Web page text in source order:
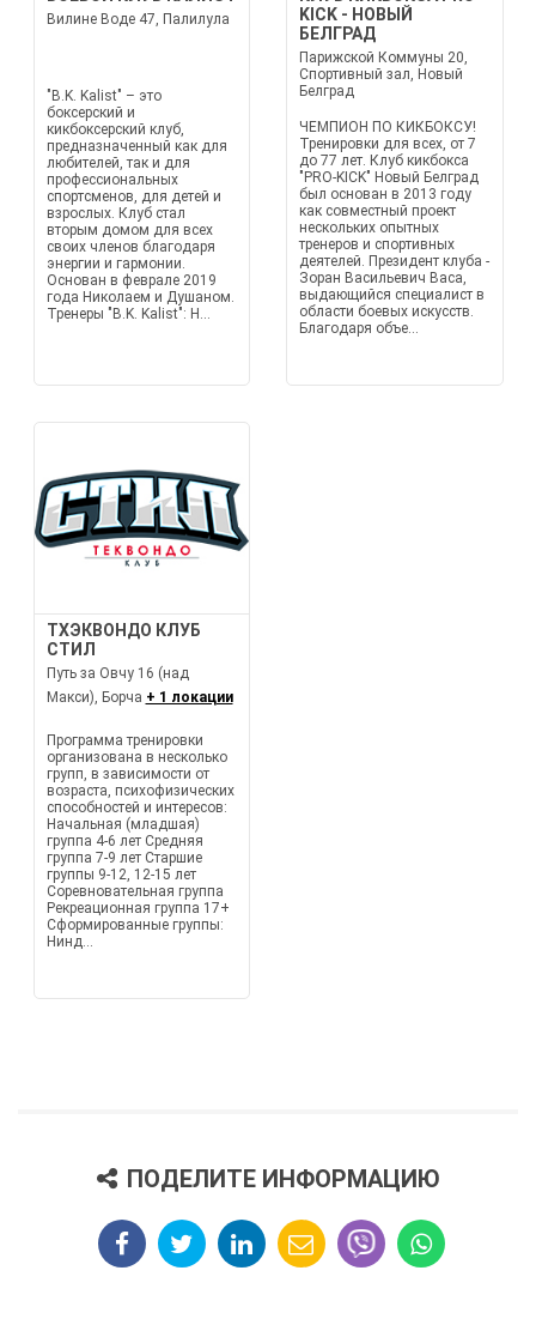
Вилине Воде 47, Палилула
"B.K. Kalist" – это
боксерский и
кикбоксерский клуб,
предназначенный как для
любителей, так и для
профессиональных
спортсменов, для детей и
взрослых. Клуб стал
вторым домом для всех
своих членов благодаря
энергии и гармонии.
Основан в феврале 2019
года Николаем и Душаном.
Тренеры "B.K. Kalist": Н...
KICK - НОВЫЙ
БЕЛГРАД
Парижской Коммуны 20,
Спортивный зал, Новый
Белград
ЧЕМПИОН ПО КИКБОКСУ!
Тренировки для всех, от 7
до 77 лет. Клуб кикбокса
"PRO-KICK" Новый Белград
был основан в 2013 году
как совместный проект
нескольких опытных
тренеров и спортивных
деятелей. Президент клуба -
Зоран Васильевич Васа,
выдающийся специалист в
области боевых искусств.
Благодаря объе...
ТХЭКВОНДО КЛУБ
СТИЛ
Путь за Овчу 16 (над
Макси), Борча + 1 локации
Программа тренировки
организована в несколько
групп, в зависимости от
возраста, психофизических
способностей и интересов:
Начальная (младшая)
группа 4-6 лет Средняя
группа 7-9 лет Старшие
группы 9-12, 12-15 лет
Соревновательная группа
Рекреационная группа 17+
Сформированные группы:
Нинд...
ПОДЕЛИТЕ ИНФОРМАЦИЮ